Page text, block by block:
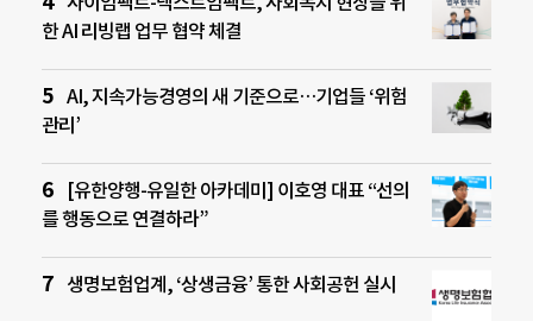
한 AI 리빙랩 업무 협약 체결
AI, 지속가능경영의 새 기준으로…기업들 ‘위험
관리’
[유한양행-유일한 아카데미] 이호영 대표 “선의
를 행동으로 연결하라”
생명보험업계, ‘상생금융’ 통한 사회공헌 실시